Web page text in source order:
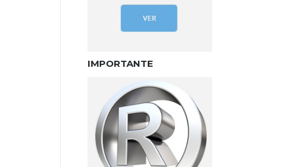
IMPORTANTE